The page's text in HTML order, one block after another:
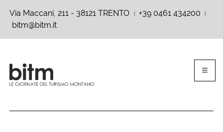
Via Maccani, 211 - 38121 TRENTO +39 0461 434200
bitm@bitm.it